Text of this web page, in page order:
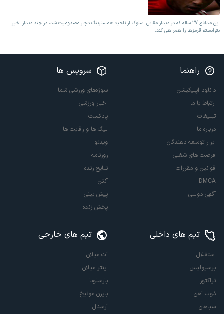
این مدافع 27 ساله که در دیدار مقابل استوک از ناحیه همسترینگ دچار مصدومیت شد، در چند دیدار اخیر
نتوانسته قرمزها را همراهی کند.
راهنما
دانلود اپلیکیشن
ارتباط با ما
تبلیغات
درباره ما
ابزار توسعه دهندگان
فرصت های شغلی
قوانین و مقررات
DMCA
آگهی دولتی
سرویس ها
سوژه‌های ورزشی شما
اخبار ورزشی
پادکست
لیگ ها و رقابت ها
ویدئو
روزنامه
نتایج زنده
آنتن
پیش بینی
پخش زنده
تیم های داخلی
استقلال
پرسپولیس
تراکتور
ذوب آهن
سپاهان
تیم های خارجی
آث میلان
اینتر میلان
بارسلونا
بایرن مونیخ
آرسنال